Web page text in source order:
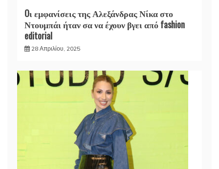
Oι εμφανίσεις της Αλεξάνδρας Νίκα στο
Ντουμπάι ήταν σα να έχουν βγει από fashion
editorial
28 Απριλίου, 2025